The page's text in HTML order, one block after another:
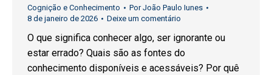
Cognição e Conhecimento PorJoão Paulo Iunes
8 de janeiro de 2026
Deixe um comentário
O que significa conhecer algo, ser ignorante ou
estar errado? Quais são as fontes do
conhecimento disponíveis e acessáveis? Por quê